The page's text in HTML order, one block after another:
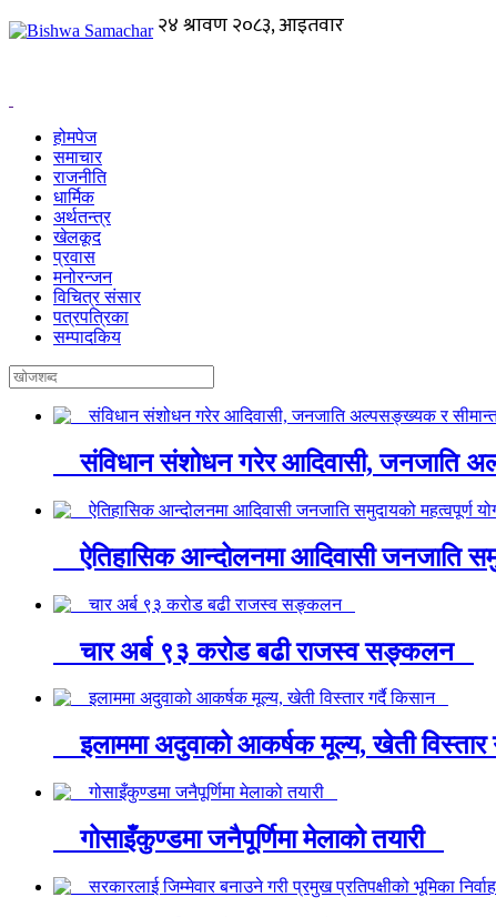
होमपेज
समाचार
राजनीति
धार्मिक
अर्थतन्त्र
खेलकूद
प्रवास
मनोरन्जन
विचित्र संसार
पत्रपत्रिका
सम्पादकिय
संविधान संशोधन गरेर आदिवासी, जनजाति
ऐतिहासिक आन्दोलनमा आदिवासी जनजाति
चार अर्ब ९३ करोड बढी राजस्व सङ्कलन
इलाममा अदुवाको आकर्षक मूल्य, खेती विस्तार
गोसाइँकुण्डमा जनैपूर्णिमा मेलाको तयारी